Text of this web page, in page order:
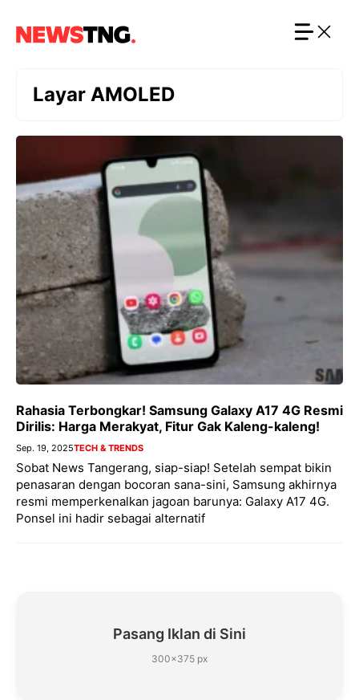
Layar AMOLED
Rahasia Terbongkar! Samsung Galaxy A17 4G Resmi
Dirilis: Harga Merakyat, Fitur Gak Kaleng-kaleng!
Sep. 19, 2025TECH & TRENDS
Sobat News Tangerang, siap-siap! Setelah sempat bikin
penasaran dengan bocoran sana-sini, Samsung akhirnya
resmi memperkenalkan jagoan barunya: Galaxy A17 4G.
Ponsel ini hadir sebagai alternatif
Pasang Iklan di Sini
300×375 px